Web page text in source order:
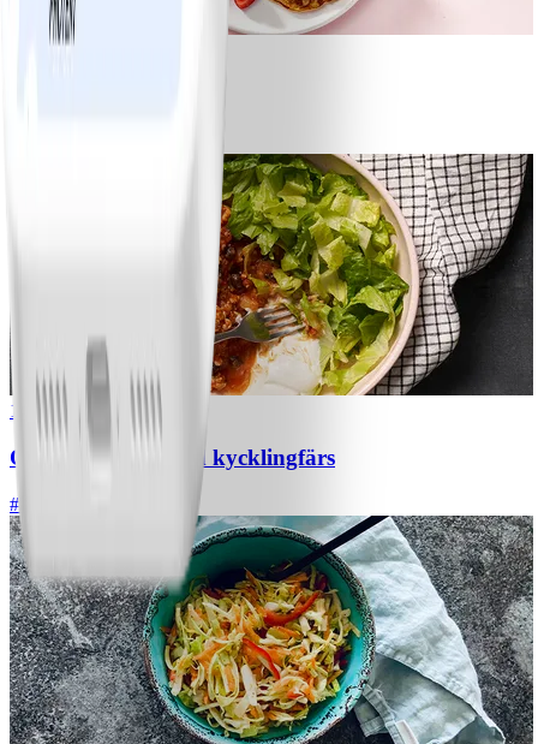
1
Chili con carne med kycklingfärs
#